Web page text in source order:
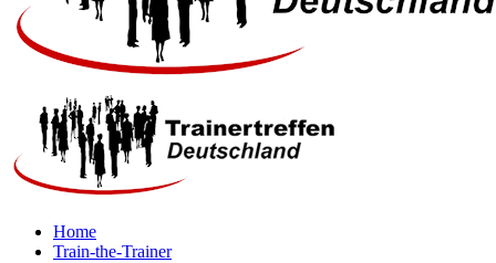
Home
Train-the-Trainer